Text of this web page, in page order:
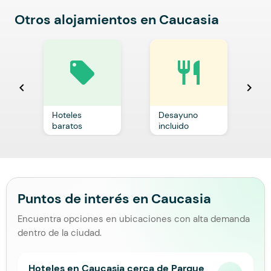
Otros alojamientos en Caucasia
chevron_left
local_offer
Hoteles
baratos
restaurant
Desayuno
incluido
chevron_right
Puntos de interés en Caucasia
Encuentra opciones en ubicaciones con alta demanda
dentro de la ciudad.
Hoteles en Caucasia cerca de Parque